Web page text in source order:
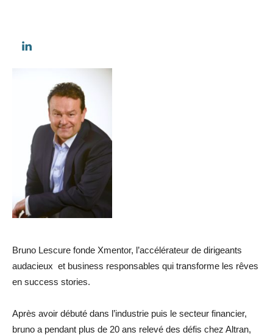
Bruno Lescure fonde Xmentor, l’accélérateur de dirigeants
audacieux et business responsables qui transforme les rêves
en success stories.
Après avoir débuté dans l’industrie puis le secteur financier,
bruno a pendant plus de 20 ans relevé des défis chez Altran,